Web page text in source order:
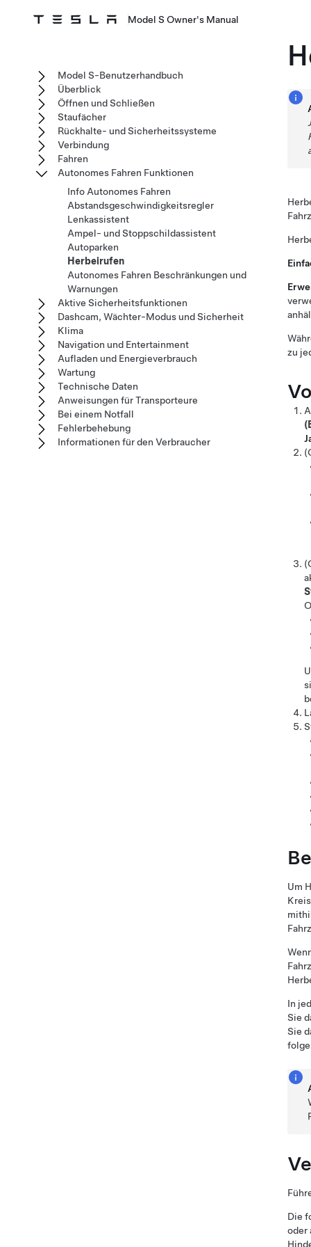
Model S Owner's Manual
zu
Um
In
Sie
Sie
Die
oder
Model S-Benutzerhandbuch
Überblick
Öffnen und Schließen
Staufächer
Rückhalte- und Sicherheitssysteme
Verbindung
Fahren
Autonomes Fahren Funktionen
Info Autonomes Fahren
Abstandsgeschwindigkeitsregler
Lenkassistent
Ampel- und Stoppschildassistent
Autoparken
Herbeirufen
Autonomes Fahren Beschränkungen und
Warnungen
Aktive Sicherheitsfunktionen
Dashcam, Wächter-Modus und Sicherheit
Klima
Navigation und Entertainment
Aufladen und Energieverbrauch
Wartung
Technische Daten
Anweisungen für Transporteure
Bei einem Notfall
Fehlerbehebung
Informationen für den Verbraucher